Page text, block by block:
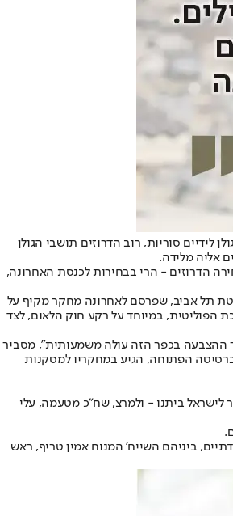
החשש מהחזרת הגולן לידיים סוריות, רוב הדרוזים תושבי הגולן
אליה מלידה.
ההשתתפות הפוליטית בחברה הדרוזית. אם בבחירות לכנסת ה־14, ב־1996, הצביעו כ־76% מבעלי זכות הבחירה הדרוזים - הרי בבחירות לכנסת האחרונה,
תל אביב, שפרסם לאחרונה מחקר מקיף על
הפוליטית, במיוחד על רקע חוק הלאום, לצד
ההצבעה בכפר הזה עולה משמעותית", מסביר
הפתוחה, הגיע במחקריו למסקנות
לישראל ביתנו - ולמרצ, שח"כ מטעמה, עלי
ביניהם השייח' המנוח אמין טריף, ראש